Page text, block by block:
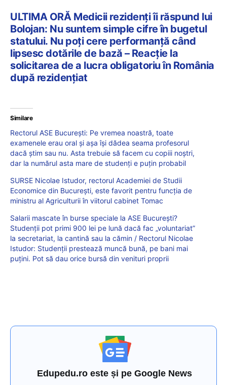
ULTIMA ORĂ Medicii rezidenți îi răspund lui
Bolojan: Nu suntem simple cifre în bugetul
statului. Nu poți cere performanță când
lipsesc dotările de bază – Reacție la
solicitarea de a lucra obligatoriu în România
după rezidențiat
Similare
Rectorul ASE București: Pe vremea noastră, toate
examenele erau oral și așa își dădea seama profesorul
dacă știm sau nu. Asta trebuie să facem cu copiii noștri,
dar la numărul asta mare de studenți e puțin probabil
SURSE Nicolae Istudor, rectorul Academiei de Studii
Economice din București, este favorit pentru funcția de
ministru al Agriculturii în viitorul cabinet Tomac
Salarii mascate în burse speciale la ASE București?
Studenții pot primi 900 lei pe lună dacă fac „voluntariat”
la secretariat, la cantină sau la cămin / Rectorul Nicolae
Istudor: Studenții prestează muncă bună, pe bani mai
puțini. Pot să dau orice bursă din venituri proprii
Edupedu.ro este și pe Google News